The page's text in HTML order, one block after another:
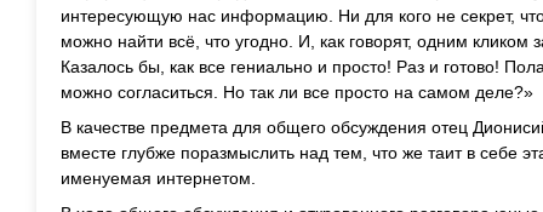
интересующую нас информацию. Ни для кого не секрет,
можно найти всё, что угодно. И, как говорят, одним
Казалось бы, как все гениально и просто! Раз и готово!
можно согласиться. Но так ли все просто на самом деле?»
В качестве предмета для общего обсуждения отец
вместе глубже поразмыслить над тем, что же таит в себе
именуемая интернетом.